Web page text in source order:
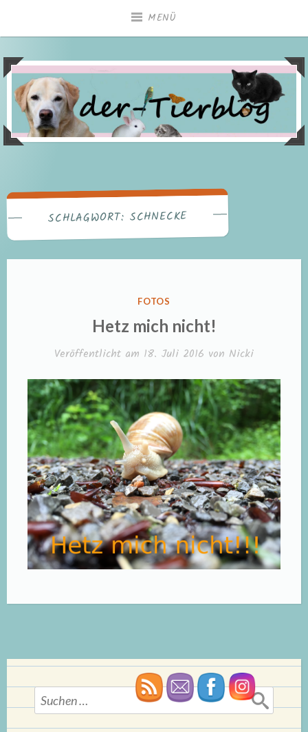
MENÜ
SCHLAGWORT: SCHNECKE
VERÖFFENTLICHT
FOTOS
Hetz mich nicht!
Veröffentlicht am 18. Juli 2016 von Nicki
Suchen
nach: